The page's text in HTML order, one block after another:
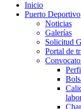
Inicio
Puerto Deportivo
Noticias
Galerías
Solicitud
Portal de